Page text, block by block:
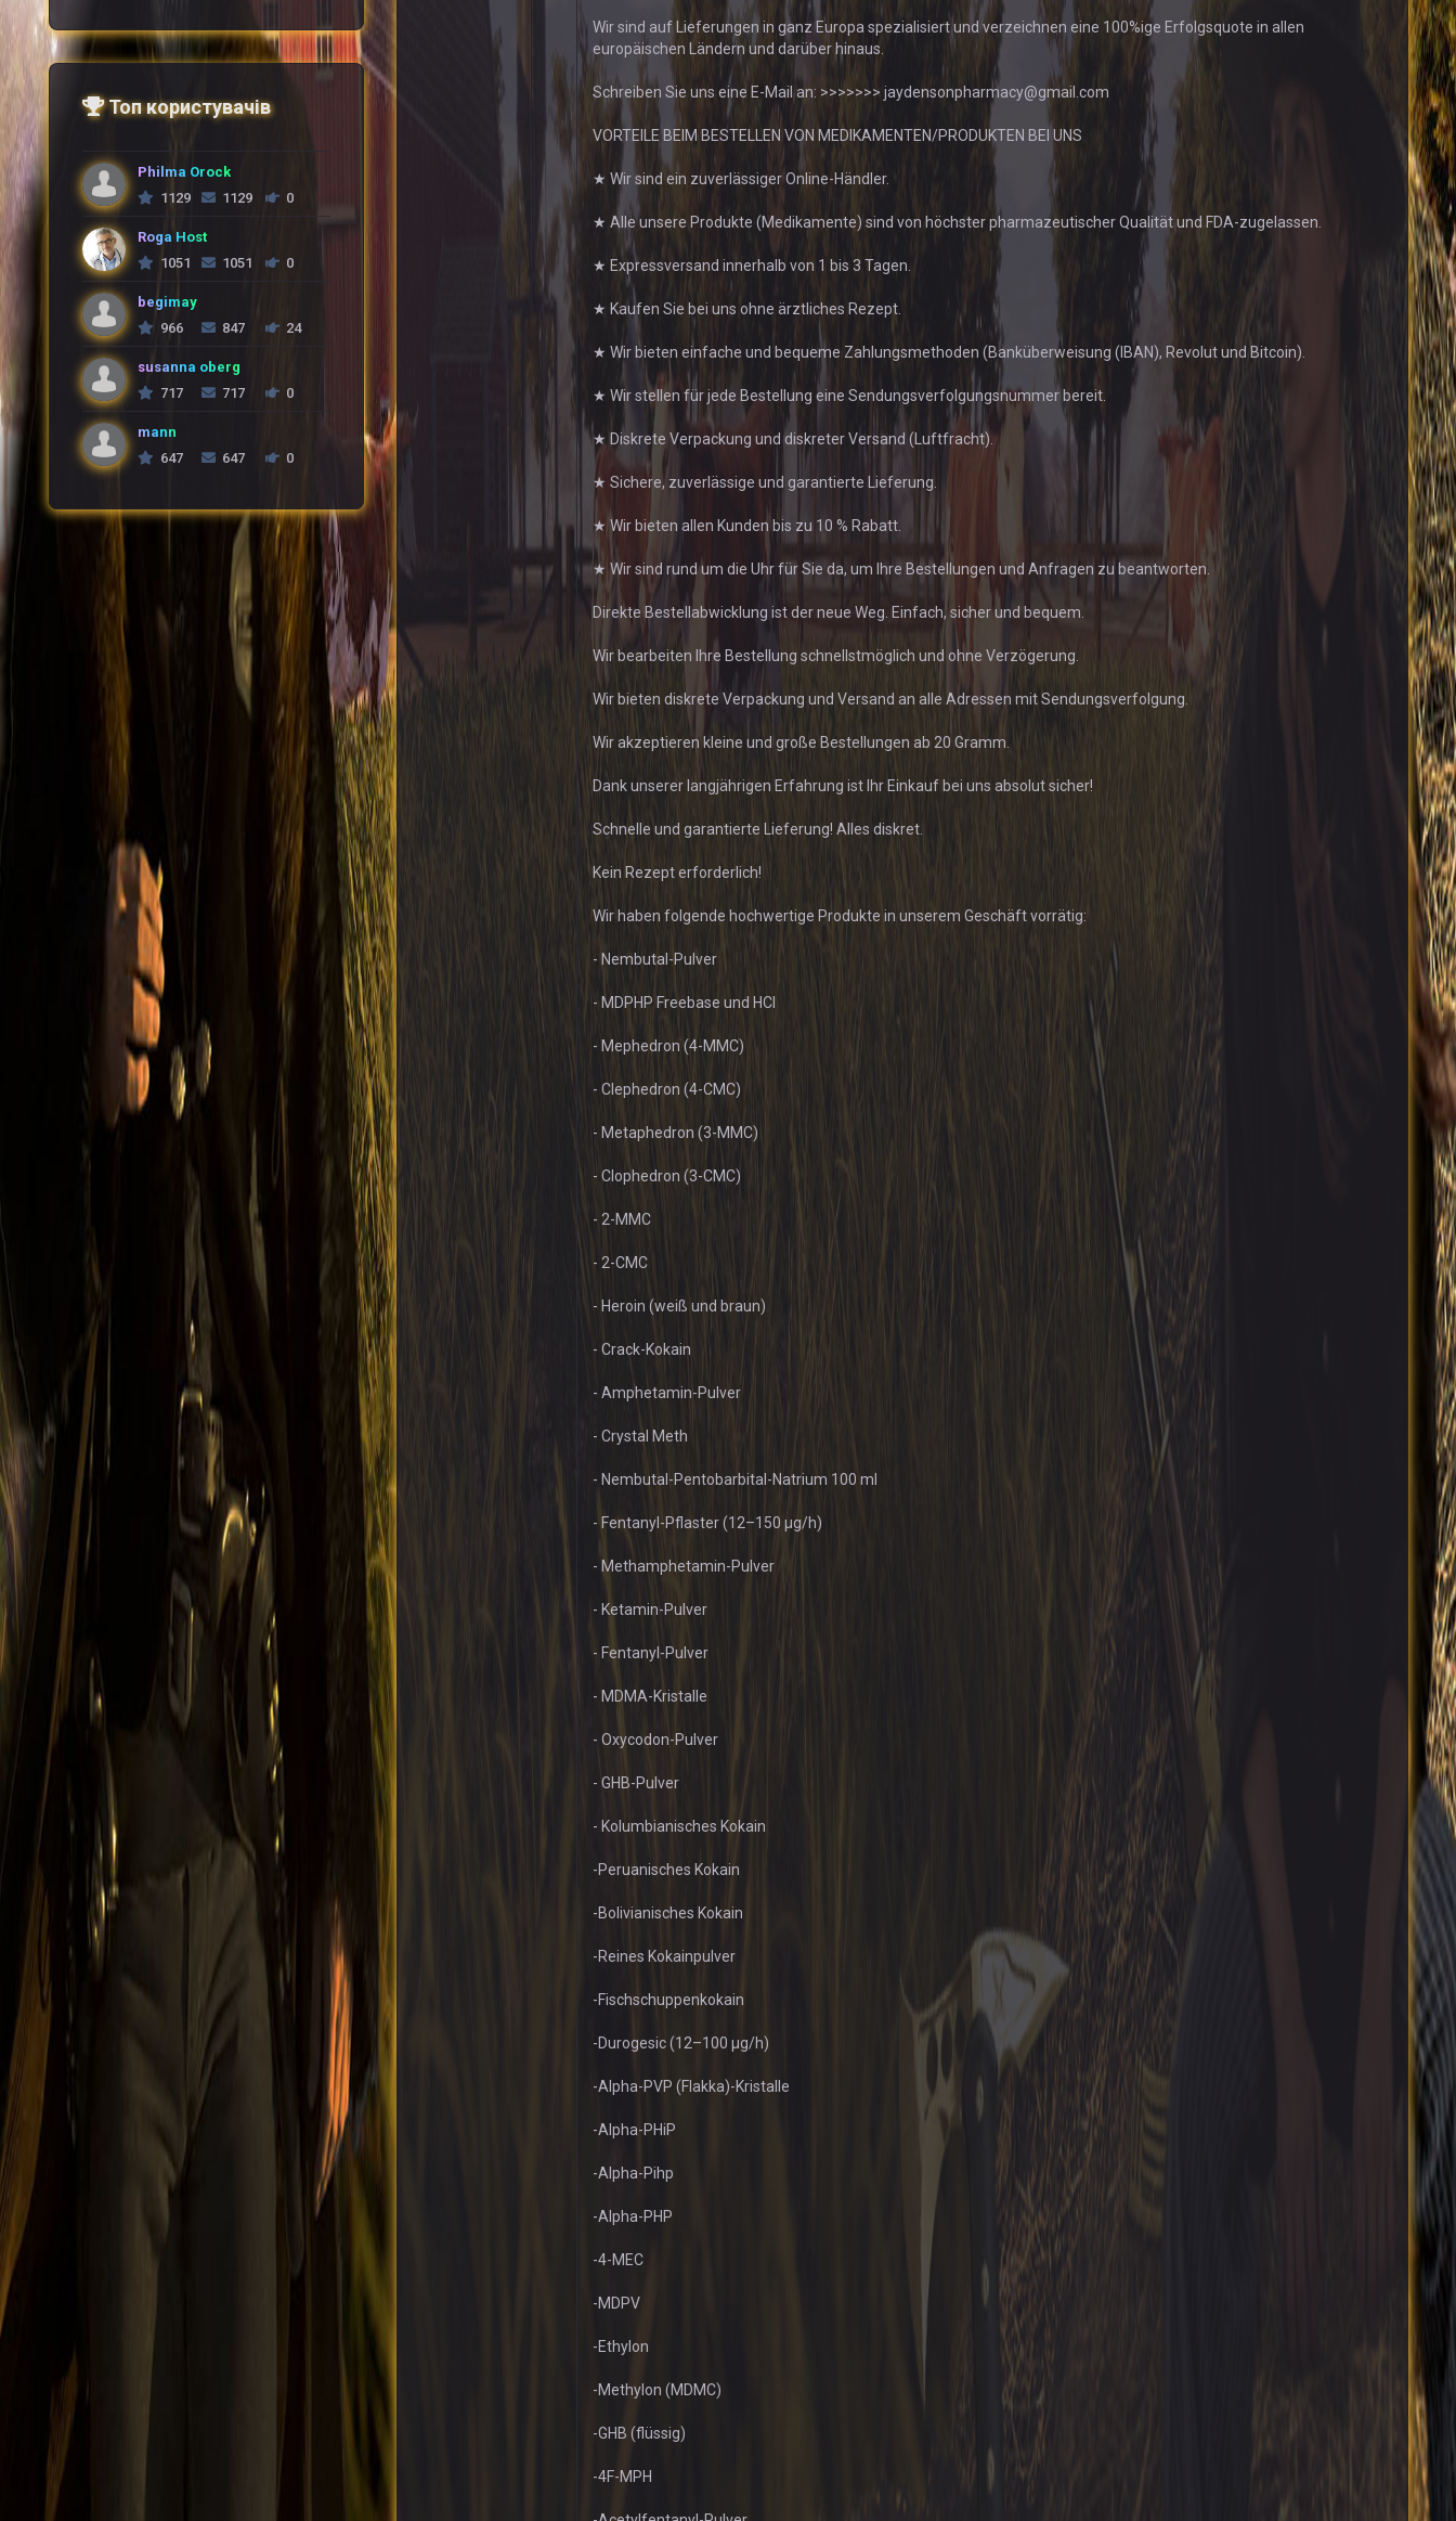
Wir sind auf Lieferungen in ganz Europa spezialisiert und verzeichnen eine 100%ige Erfolgsquote in allen
europäischen Ländern und darüber hinaus.
Schreiben Sie uns eine E-Mail an: >>>>>>> jaydensonpharmacy@gmail.com
VORTEILE BEIM BESTELLEN VON MEDIKAMENTEN/PRODUKTEN BEI UNS
★ Wir sind ein zuverlässiger Online-Händler.
★ Alle unsere Produkte (Medikamente) sind von höchster pharmazeutischer Qualität und FDA-zugelassen.
★ Expressversand innerhalb von 1 bis 3 Tagen.
★ Kaufen Sie bei uns ohne ärztliches Rezept.
★ Wir bieten einfache und bequeme Zahlungsmethoden (Banküberweisung (IBAN), Revolut und Bitcoin).
★ Wir stellen für jede Bestellung eine Sendungsverfolgungsnummer bereit.
★ Diskrete Verpackung und diskreter Versand (Luftfracht).
★ Sichere, zuverlässige und garantierte Lieferung.
★ Wir bieten allen Kunden bis zu 10 % Rabatt.
★ Wir sind rund um die Uhr für Sie da, um Ihre Bestellungen und Anfragen zu beantworten.
Direkte Bestellabwicklung ist der neue Weg. Einfach, sicher und bequem.
Wir bearbeiten Ihre Bestellung schnellstmöglich und ohne Verzögerung.
Wir bieten diskrete Verpackung und Versand an alle Adressen mit Sendungsverfolgung.
Wir akzeptieren kleine und große Bestellungen ab 20 Gramm.
Dank unserer langjährigen Erfahrung ist Ihr Einkauf bei uns absolut sicher!
Schnelle und garantierte Lieferung! Alles diskret.
Kein Rezept erforderlich!
Wir haben folgende hochwertige Produkte in unserem Geschäft vorrätig:
- Nembutal-Pulver
- MDPHP Freebase und HCl
- Mephedron (4-MMC)
- Clephedron (4-CMC)
- Metaphedron (3-MMC)
- Clophedron (3-CMC)
- 2-MMC
- 2-CMC
- Heroin (weiß und braun)
- Crack-Kokain
- Amphetamin-Pulver
- Crystal Meth
- Nembutal-Pentobarbital-Natrium 100 ml
- Fentanyl-Pflaster (12–150 µg/h)
- Methamphetamin-Pulver
- Ketamin-Pulver
- Fentanyl-Pulver
- MDMA-Kristalle
- Oxycodon-Pulver
- GHB-Pulver
- Kolumbianisches Kokain
-Peruanisches Kokain
-Bolivianisches Kokain
-Reines Kokainpulver
-Fischschuppenkokain
-Durogesic (12–100 µg/h)
-Alpha-PVP (Flakka)-Kristalle
-Alpha-PHiP
-Alpha-Pihp
-Alpha-PHP
-4-MEC
-MDPV
-Ethylon
-Methylon (MDMC)
-GHB (flüssig)
-4F-MPH
Топ користувачів
Philma Orock
1129
1129 0
Roga Host
1051
1051 0
begimay
966
847 24
susanna oberg
717
717 0
mann
647
647 0